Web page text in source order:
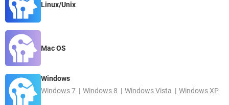
Linux/Unix
Mac OS
Windows
Windows 7
Windows 8 Windows Vista Windows XP